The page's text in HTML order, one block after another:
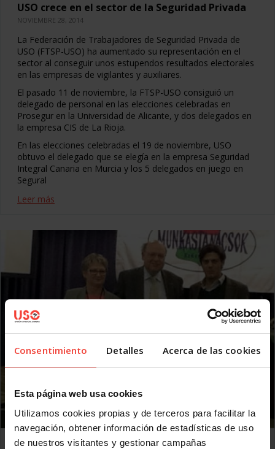
Consentimiento Detalles Acerca de las cookies
Esta página web usa cookies
Utilizamos cookies propias y de terceros para facilitar la
navegación, obtener información de estadísticas de uso
de nuestros visitantes y gestionar campañas
USO crece en el sector de la Seguridad Privada
NOVIEMBRE 28, 2014
La Federación de Trabajadores de Seguridad Privada de
USO (FTSP-USO) ha aumentado su representación en el
sector al conseguir unos estupendos resultados electorales
en las empresas de vigilantes y auxiliares.
El pasado 11 de noviembre, la FTSP-USO consiguió un
delegado de personal en las elecciones celebradas en
Prosegur en la Universidad de Alicante, y dos delegados en
la empresa CIS de La Rioja.
En las elecciones celebradas el 19 de noviembre, USO
obtuvo el delegado que se elegía en la empresa Seguridad
Integral Canaria en Murcia y los 5 delegados en juego en
Segural
Leer más
USO participa en la Asamblea General de EZA en